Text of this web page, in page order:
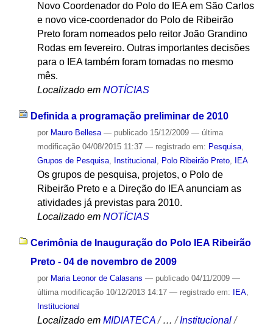
Novo Coordenador do Polo do IEA em São Carlos
e novo vice-coordenador do Polo de Ribeirão
Preto foram nomeados pelo reitor João Grandino
Rodas em fevereiro. Outras importantes decisões
para o IEA também foram tomadas no mesmo
mês.
Localizado em NOTÍCIAS
Definida a programação preliminar de 2010
por Mauro Bellesa — publicado15/12/2009 — última
modificação04/08/2015 11:37 — registrado em: Pesquisa,
Grupos de Pesquisa, Institucional , Polo Ribeirão Preto, IEA
Os grupos de pesquisa, projetos, o Polo de
Ribeirão Preto e a Direção do IEA anunciam as
atividades já previstas para 2010.
Localizado em NOTÍCIAS
Cerimônia de Inauguração do Polo IEA Ribeirão
Preto - 04 de novembro de 2009
por Maria Leonor de Calasans — publicado04/11/2009 —
última modificação10/12/2013 14:17 — registrado em: IEA,
Institucional
Localizado em MIDIATECA /…/Institucional /